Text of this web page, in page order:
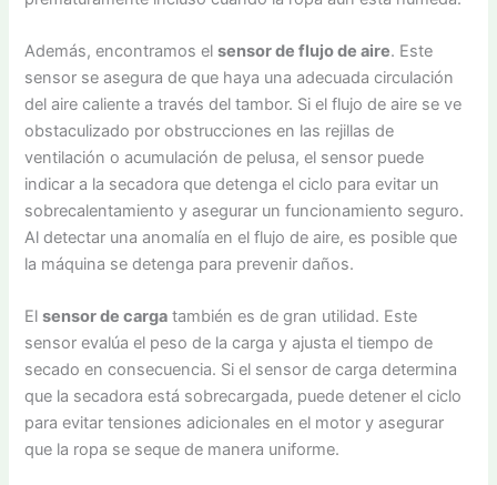
Además, encontramos elsensor de flujo de aire. Este
sensor se asegura de que haya una adecuada circulación
del aire caliente a través del tambor. Si el flujo de aire se ve
obstaculizado por obstrucciones en las rejillas de
ventilación o acumulación de pelusa, el sensor puede
indicar a la secadora que detenga el ciclo para evitar un
sobrecalentamiento y asegurar un funcionamiento seguro.
Al detectar una anomalía en el flujo de aire, es posible que
la máquina se detenga para prevenir daños.
Elsensor de carga también es de gran utilidad. Este
sensor evalúa el peso de la carga y ajusta el tiempo de
secado en consecuencia. Si el sensor de carga determina
que la secadora está sobrecargada, puede detener el ciclo
para evitar tensiones adicionales en el motor y asegurar
que la ropa se seque de manera uniforme.